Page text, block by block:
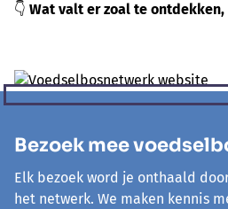
👇 Wat valt er zoal te ontdekken,
Bezoek mee
Elk bezoek word je onthaald
het netwerk. We maken kennis